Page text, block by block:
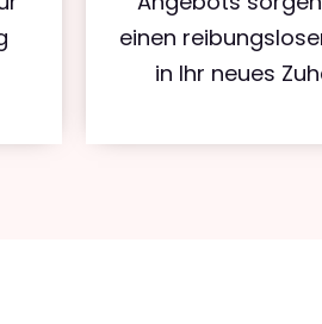
einen
in Ihr neues